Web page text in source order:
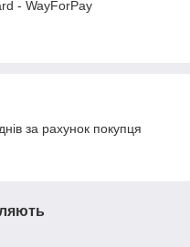
- WayForPay
за рахунок покупця